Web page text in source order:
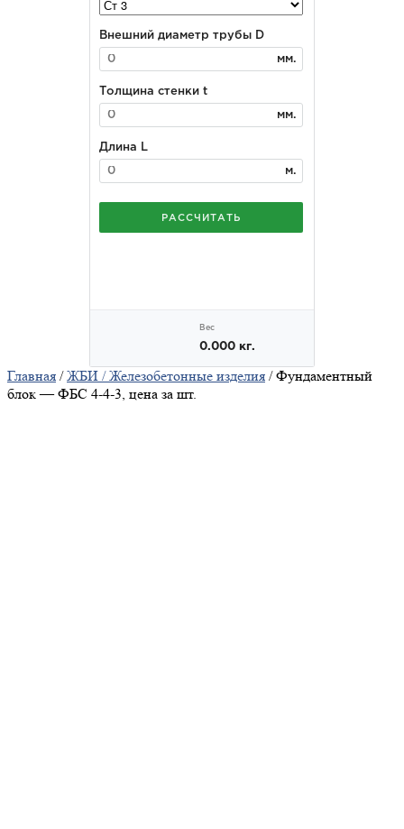
Главная /ЖБИ / Железобетонные изделия / Фундаментный
блок — ФБС 4-4-3, цена за шт.